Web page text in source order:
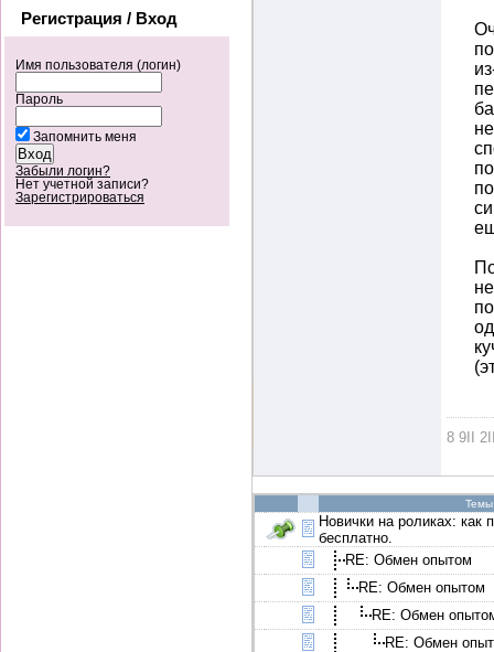
Регистрация / Вход
Имя пользователя (логин)
Пароль
Запомнить меня
Забыли логин?
Нет учетной записи?
Зарегистрироваться
8 9II
Темы
Новички на роликах: как
бесплатно.
RE: Обмен опытом
RE: Обмен опытом
RE: Обмен
RE: Обмен